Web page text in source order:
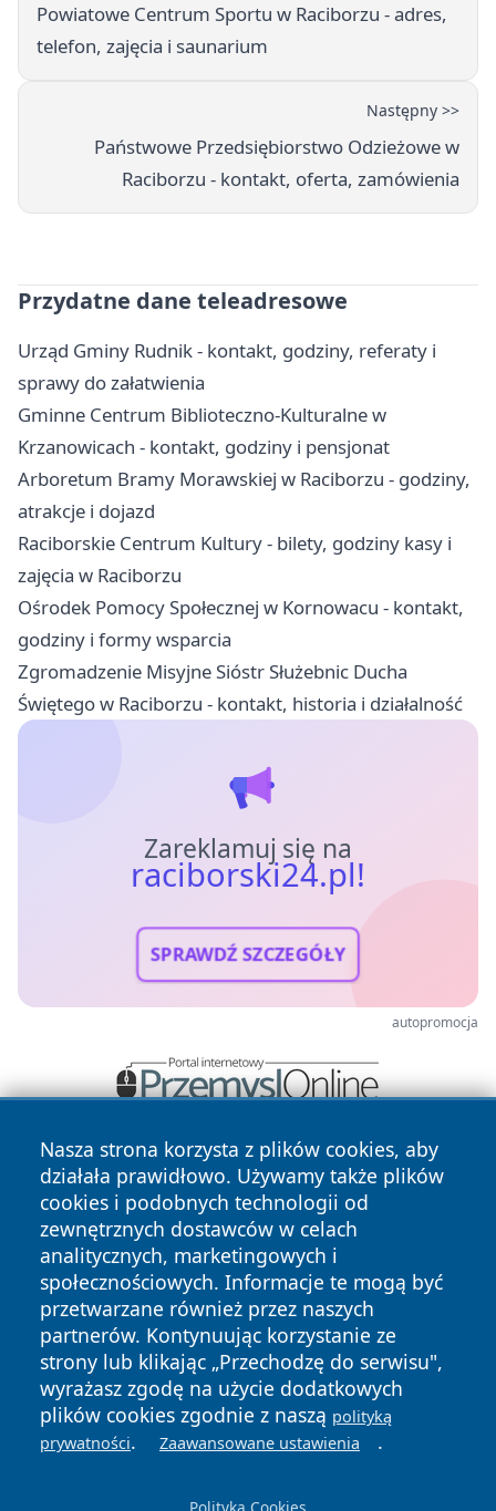
Powiatowe Centrum Sportu w Raciborzu - adres,
telefon, zajęcia i saunarium
Następny >>
Państwowe Przedsiębiorstwo Odzieżowe w
Raciborzu - kontakt, oferta, zamówienia
Przydatne dane teleadresowe
Urząd Gminy Rudnik - kontakt, godziny, referaty i
sprawy do załatwienia
Gminne Centrum Biblioteczno-Kulturalne w
Krzanowicach - kontakt, godziny i pensjonat
Arboretum Bramy Morawskiej w Raciborzu - godziny,
atrakcje i dojazd
Raciborskie Centrum Kultury - bilety, godziny kasy i
zajęcia w Raciborzu
Ośrodek Pomocy Społecznej w Kornowacu - kontakt,
godziny i formy wsparcia
Zgromadzenie Misyjne Sióstr Służebnic Ducha
Świętego w Raciborzu - kontakt, historia i działalność
Zareklamuj się na
raciborski24.pl!
SPRAWDŹ SZCZEGÓŁY
autopromocja
Nasza strona korzysta z plików cookies, aby
działała prawidłowo. Używamy także plików
cookies i podobnych technologii od
zewnętrznych dostawców w celach
analitycznych, marketingowych i
społecznościowych. Informacje te mogą być
przetwarzane również przez naszych
partnerów. Kontynuując korzystanie ze
strony lub klikając „Przechodzę do serwisu",
wyrażasz zgodę na użycie dodatkowych
plików cookies zgodnie z naszą polityką
prywatności. Zaawansowane ustawienia .
Copyright © 2026 raciborski24.pl Wszystkie prawa
zastrzeżone.
News Autorzy
Polityka
Prywatności
Polityka
Cookies